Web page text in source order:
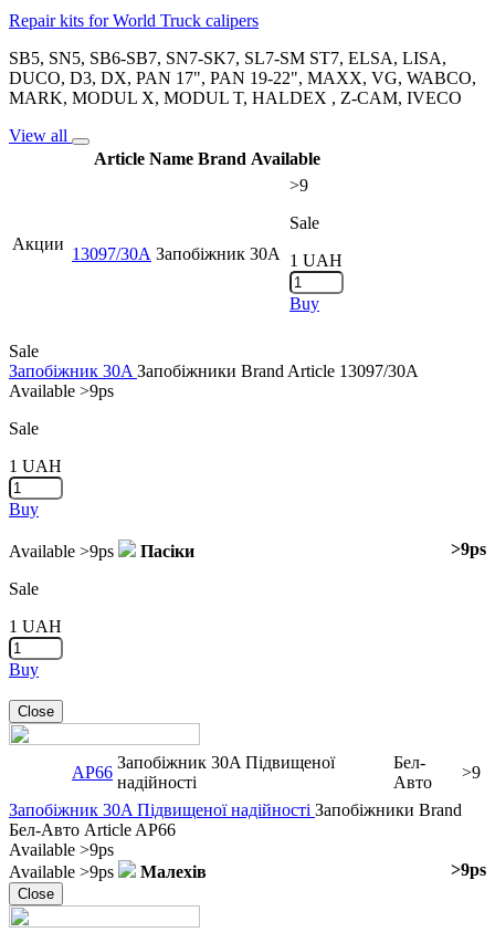
Repair kits for World Truck calipers
SB5, SN5, SB6-SB7, SN7-SK7, SL7-SM ST7, ELSA, LISA,
DUCO, D3, DX, PAN 17", PAN 19-22", MAXX, VG, WABCO,
MARK, MODUL X, MODUL T, HALDEX , Z-CAM, IVECO
View all
Article Name Brand Available
Акции
13097/30A Запобіжник 30A
>9
Sale
1 UAH
Buy
Sale
Запобіжник 30A Запобіжники Brand Article 13097/30A
Available >9ps
Sale
1 UAH
Buy
Available >9ps Пасіки >9ps
Sale
1 UAH
Buy
Close
AP66
Запобіжник 30A Підвищеної
надійності
Бел-
Авто
>9
Запобіжник 30A Підвищеної надійності Запобіжники Brand
Бел-Авто Article AP66
Available >9ps
Available >9ps Малехів >9ps
Close